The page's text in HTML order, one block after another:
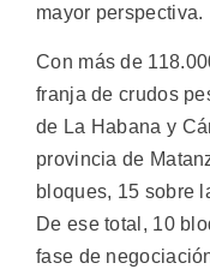
mayor perspectiva.
Con más de
franja de crudos
de La Habana y
provincia de
bloques, 15 sobre
De ese total, 10
fase de